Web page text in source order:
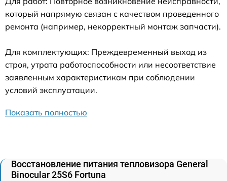
который напрямую связан с качеством проведенного
ремонта (например, некорректный монтаж запчасти).
Для комплектующих: Преждевременный выход из
строя, утрата работоспособности или несоответствие
заявленным характеристикам при соблюдении
условий эксплуатации.
Показать полностью
Восстановление питания тепловизора General
Binocular 25S6 Fortuna